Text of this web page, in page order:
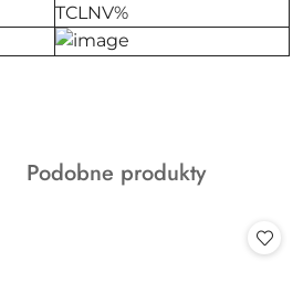
TCLNV%
produktów
Produkty
Podobne produkty